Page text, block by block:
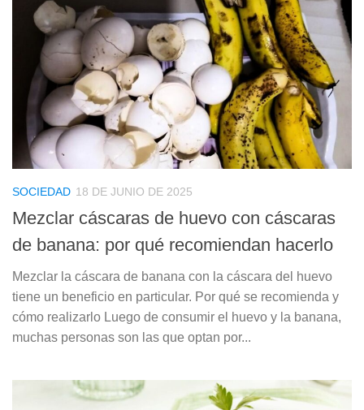
SOCIEDAD 18 DE JUNIO DE 2025
Mezclar cáscaras de huevo con cáscaras
de banana: por qué recomiendan hacerlo
Mezclar la cáscara de banana con la cáscara del huevo
tiene un beneficio en particular. Por qué se recomienda y
cómo realizarlo Luego de consumir el huevo y la banana,
muchas personas son las que optan por...